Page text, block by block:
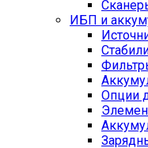
ИБП и
Опции